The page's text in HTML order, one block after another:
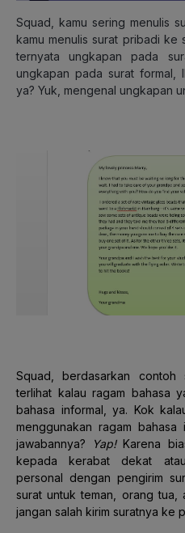
Squad, kamu sering menulis
kamu menulis surat pribadi ke
ternyata ungkapan pada
ungkapan pada surat formal,
ya? Yuk, mengenal ungkapan
Squad, berdasarkan
terlihat kalau ragam bahasa
bahasa informal, ya. Kok
menggunakan ragam
jawabannya?
Yap!Karena
kepada kerabat dekat
personal dengan pengirim
surat untuk teman, orang
jangan salah kirim suratnya ke